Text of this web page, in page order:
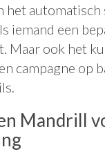
het
iemand een
Maar ook het
campagne op
Mandrill